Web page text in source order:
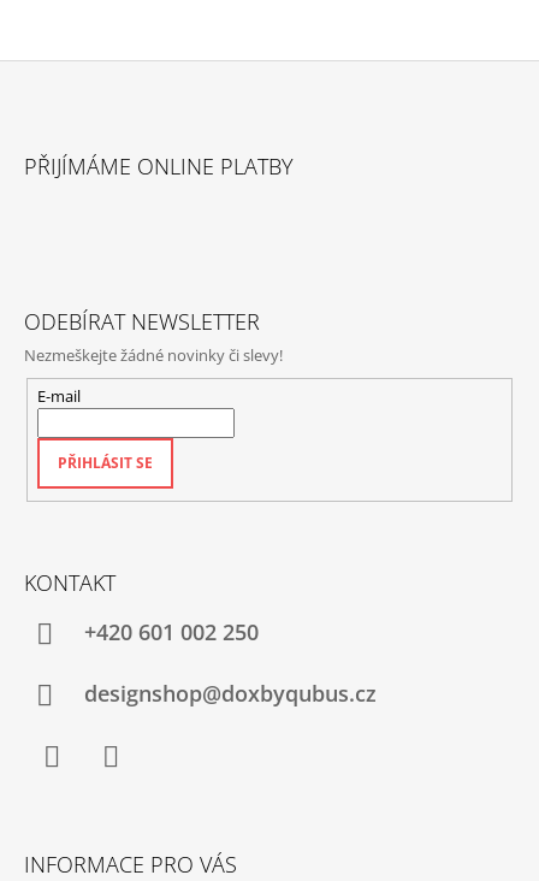
PŘIJÍMÁME ONLINE PLATBY
ODEBÍRAT NEWSLETTER
Nezmeškejte žádné novinky či slevy!
E-mail
PŘIHLÁSIT SE
KONTAKT
+420‭ 601 002 250
designshop@doxbyqubus.cz
INFORMACE PRO VÁS